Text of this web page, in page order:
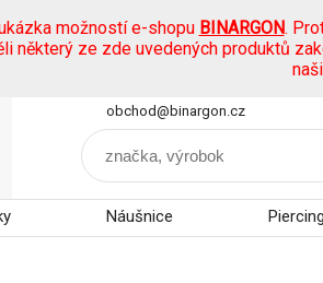
možností e-shopu BINARGON.
některý ze zde uvedených produktů
obchod@binargon.cz
Náušnice Piercing